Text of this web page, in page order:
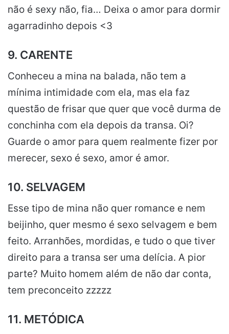
não é sexy não, fia… Deixa o amor para dormir
agarradinho depois <3
9. CARENTE
Conheceu a mina na balada, não tem a
mínima intimidade com ela, mas ela faz
questão de frisar que quer que você durma de
conchinha com ela depois da transa. Oi?
Guarde o amor para quem realmente fizer por
merecer, sexo é sexo, amor é amor.
10. SELVAGEM
Esse tipo de mina não quer romance e nem
beijinho, quer mesmo é sexo selvagem e bem
feito. Arranhões, mordidas, e tudo o que tiver
direito para a transa ser uma delícia. A pior
parte? Muito homem além de não dar conta,
tem preconceito zzzzz
11. METÓDICA